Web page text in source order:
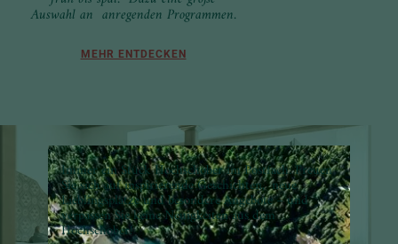
Immer ein Stück Hochschober im Postfach: Freuen
Sie sich auf inspirierende Geschichten, neue
Lieblingsplätze und besondere Angebote – und
verpassen Sie keine Neuigkeiten aus dem
Hochschober!
Auswahl an anregenden Programmen.
MEHR ENTDECKEN